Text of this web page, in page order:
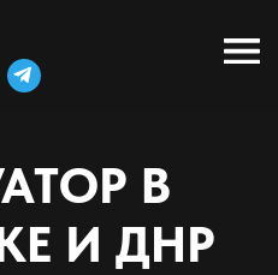
В
И ДНР